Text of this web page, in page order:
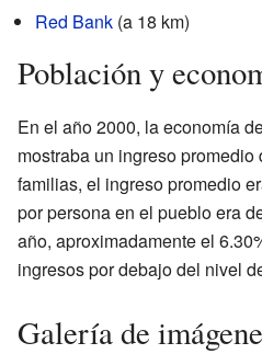
Red Bank (a 18 km)
Población y
En el año 2000, la economía
mostraba un ingreso
familias, el ingreso promedio
por persona en el pueblo era
año, aproximadamente el
ingresos por debajo del nivel
Galería de